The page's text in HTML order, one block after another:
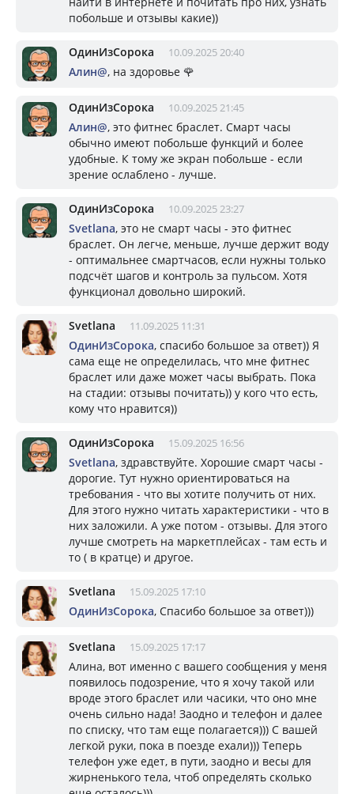
побольше и отзывы какие))
ОдинИзСорока 10.09.2025 20:40
Алин@, на здоровье 🌹
ОдинИзСорока 10.09.2025 21:45
Алин@, это фитнес браслет. Смарт часы
обычно имеют побольше функций и более
удобные. К тому же экран побольше - если
зрение ослаблено - лучше.
ОдинИзСорока 10.09.2025 23:27
Svetlana, это не смарт часы - это фитнес
браслет. Он легче, меньше, лучше держит воду
- оптимальнее смартчасов, если нужны только
подсчёт шагов и контроль за пульсом. Хотя
функционал довольно широкий.
Svetlana 11.09.2025 11:31
ОдинИзСорока, спасибо большое за ответ)) Я
сама еще не определилась, что мне фитнес
браслет или даже может часы выбрать. Пока
на стадии: отзывы почитать)) у кого что есть,
кому что нравится))
ОдинИзСорока 15.09.2025 16:56
Svetlana, здравствуйте. Хорошие смарт часы -
дорогие. Тут нужно ориентироваться на
требования - что вы хотите получить от них.
Для этого нужно читать характеристики - что в
них заложили. А уже потом - отзывы. Для этого
лучше смотреть на маркетплейсах - там есть и
то ( в кратце) и другое.
Svetlana 15.09.2025 17:10
ОдинИзСорока, Спасибо большое за ответ)))
Svetlana 15.09.2025 17:17
Алина, вот именно с вашего сообщения у меня
появилось подозрение, что я хочу такой или
вроде этого браслет или часики, что оно мне
очень сильно нада! Заодно и телефон и далее
по списку, что там еще полагается))) С вашей
легкой руки, пока в поезде ехали))) Теперь
телефон уже едет, в пути, заодно и весы для
жирненького тела, чтоб определять сколько